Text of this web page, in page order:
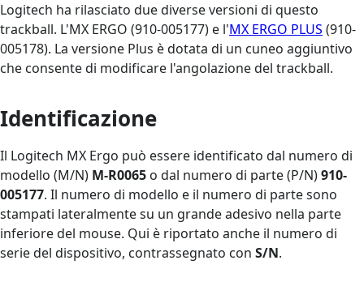
Logitech ha rilasciato due diverse versioni di questo
trackball. L'MX ERGO (910-005177) e l'MX ERGO PLUS (910-
005178). La versione Plus è dotata di un cuneo aggiuntivo
che consente di modificare l'angolazione del trackball.
Identificazione
Il Logitech MX Ergo può essere identificato dal numero di
modello (M/N) M-R0065 o dal numero di parte (P/N)910-
005177. Il numero di modello e il numero di parte sono
stampati lateralmente su un grande adesivo nella parte
inferiore del mouse. Qui è riportato anche il numero di
serie del dispositivo, contrassegnato con S/N.